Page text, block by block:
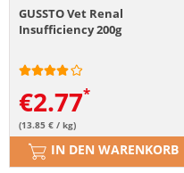
GUSSTO Vet Renal
Insufficiency 200g
€2.77
(13.85 € / kg)
IN DEN WARENKORB